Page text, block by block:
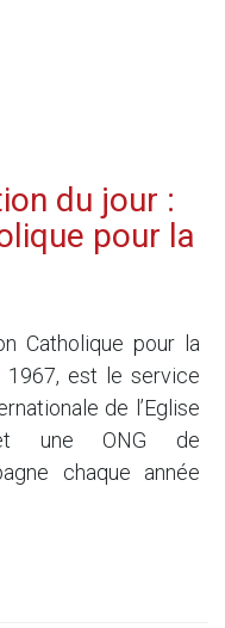
du jour :
pour la
Catholique pour la
1967, est le service
de l’Eglise
une ONG de
chaque année